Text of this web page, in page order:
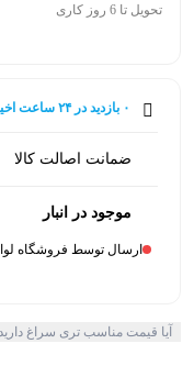
تحویل تا 6 روز کاری
۰ بازدید در ۲۴ ساعت اخیر
ضمانت اصالت کالا
موجود در انبار
ارسال توسط فروشگاه
آیا قیمت مناسب تری سراغ